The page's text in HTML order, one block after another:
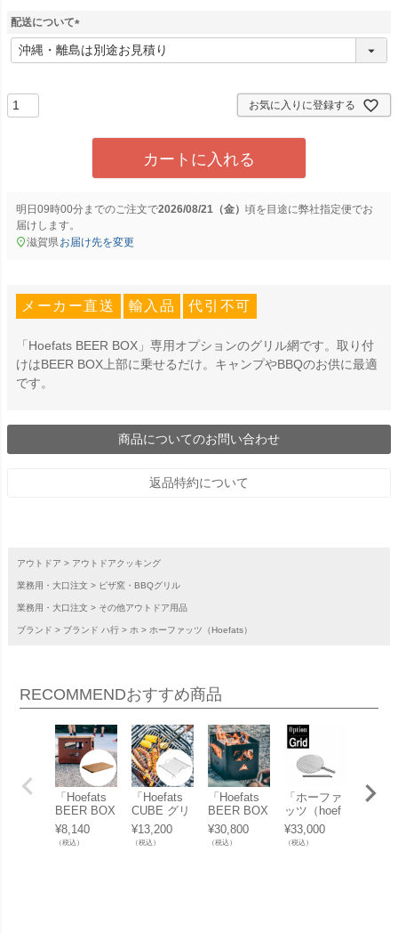
配送について
(
必
お気に入りに登録する
カートに入れる
明日 09時00分までのご注文で2026/08/21（金） に弊社指定便でお
届けします。
滋賀県お届け先を変更
メーカー直送 輸入品 代引不可
「Hoefats BEER BOX」専用オプションのグリル網です。取り付
けはBEER BOX上部に乗せるだけ。キャンプやBBQのお供に最適
です。
商品についてのお問い合わせ
返品特約について
アウトドア アウトドアクッキング
業務用・大口注文 ピザ窯・BBQグリル
業務用・大口注文 その他アウトドア用品
ブランド ブランド ハ行 ホ ホーファッツ（Hoefats）
RECOMMENDおすすめ商品
「Hoefats
BEER BOX
専用 ボー
ド」
¥8,140
（税込）
「Hoefats
CUBE グリ
ッド （CUB
E専用グリ
ル網）」
¥13,200
（税込）
「Hoefats
BEER BOX
ファイヤー
バスケッ
ト」
¥30,800
（税込）
「ホーファ
ッツ（hoef
ats） TRIP
LE グリッ
ド 45cm
¥33,000
（税込）
「